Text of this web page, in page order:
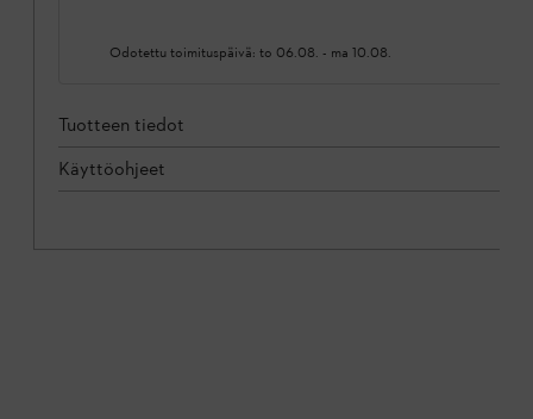
Odotettu toimituspäivä: to 06.08. - ma 10.08.
Tuotteen tiedot
Käyttöohjeet